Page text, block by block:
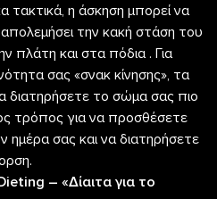
τακτικά, η άσκηση μπορεί να
την κακή στάση του
πλάτη και στα πόδια . Για
σας «σνακ κίνησης», τα
διατηρήσετε το σώμα σας πιο
τρόπος για να προσθέσετε
ημέρα σας και να διατηρήσετε
– «Δίαιτα για το